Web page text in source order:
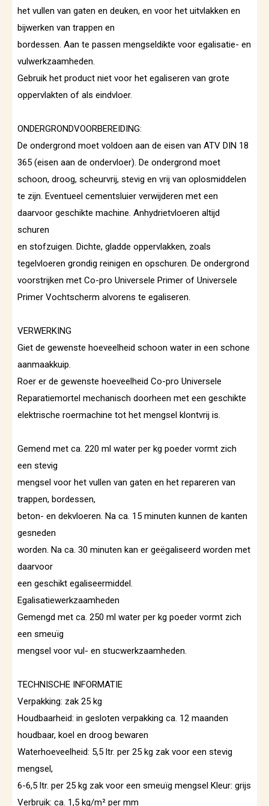
het vullen van gaten en deuken, en voor het uitvlakken en
bijwerken van trappen en
bordessen. Aan te passen mengseldikte voor egalisatie- en
vulwerkzaamheden.
Gebruik het product niet voor het egaliseren van grote
oppervlakten of als eindvloer.
ONDERGRONDVOORBEREIDING:
De ondergrond moet voldoen aan de eisen van ATV DIN 18
365 (eisen aan de ondervloer). De ondergrond moet
schoon, droog, scheurvrij, stevig en vrij van oplosmiddelen
te zijn. Eventueel cementsluier verwijderen met een
daarvoor geschikte machine. Anhydrietvloeren altijd
schuren
en stofzuigen. Dichte, gladde oppervlakken, zoals
tegelvloeren grondig reinigen en opschuren. De ondergrond
voorstrijken met Co-pro Universele Primer of Universele
Primer Vochtscherm alvorens te egaliseren.
VERWERKING
Giet de gewenste hoeveelheid schoon water in een schone
aanmaakkuip.
Roer er de gewenste hoeveelheid Co-pro Universele
Reparatiemortel mechanisch doorheen met een geschikte
elektrische roermachine tot het mengsel klontvrij is.
Gemend met ca. 220 ml water per kg poeder vormt zich
een stevig
mengsel voor het vullen van gaten en het repareren van
trappen, bordessen,
beton- en dekvloeren. Na ca. 15 minuten kunnen de kanten
gesneden
worden. Na ca. 30 minuten kan er geëgaliseerd worden met
daarvoor
een geschikt egaliseermiddel.
Egalisatiewerkzaamheden
Gemengd met ca. 250 ml water per kg poeder vormt zich
een smeuïg
mengsel voor vul- en stucwerkzaamheden.
TECHNISCHE INFORMATIE
Verpakking: zak 25 kg
Houdbaarheid: in gesloten verpakking ca. 12 maanden
houdbaar, koel en droog bewaren
Waterhoeveelheid: 5,5 ltr. per 25 kg zak voor een stevig
mengsel,
6-6,5 ltr. per 25 kg zak voor een smeuïg mengsel Kleur: grijs
Verbruik: ca. 1,5 kg/m² per mm